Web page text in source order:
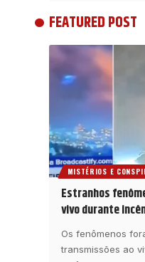
FEATURED POST
MISTÉRIOS E
Estranhos
vivo durante
Os fenômenos
transmissões ao